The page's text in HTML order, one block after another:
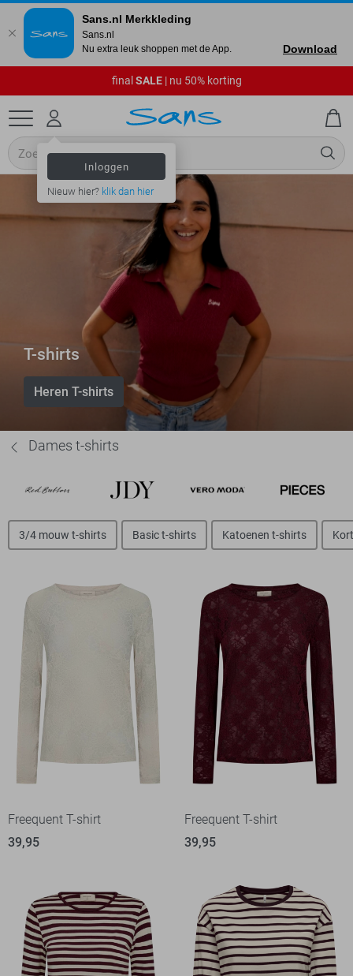
final SALE| nu 50% korting
Inloggen
Nieuw hier? klik dan hier
T-shirts
Heren T-shirts
Dames t-shirts
3/4 mouw t-shirts Basic t-shirts Katoenen t-shirts
Freequent T-shirt
39,95
Freequent T-shirt
39,95
Sans.nl Merkkleding
Sans.nl
Nu extra leuk shoppen met de App.
Download